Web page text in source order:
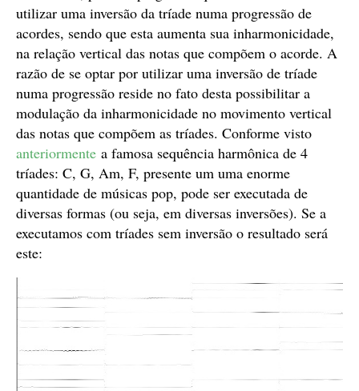
utilizar uma inversão da tríade numa progressão de
acordes, sendo que esta aumenta sua inharmonicidade,
na relação vertical das notas que compõem o acorde. A
razão de se optar por utilizar uma inversão de tríade
numa progressão reside no fato desta possibilitar a
modulação da inharmonicidade no movimento vertical
das notas que compõem as tríades. Conforme visto
anteriormente a famosa sequência harmônica de 4
tríades: C, G, Am, F, presente um uma enorme
quantidade de músicas pop, pode ser executada de
diversas formas (ou seja, em diversas inversões). Se a
executamos com tríades sem inversão o resultado será
este: